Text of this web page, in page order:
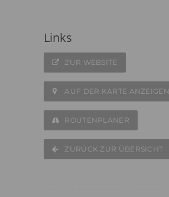
Links
ZUR WEBSITE
AUF DER KARTE ANZEIGEN
ROUTENPLANER
ZURÜCK ZUR ÜBERSICHT